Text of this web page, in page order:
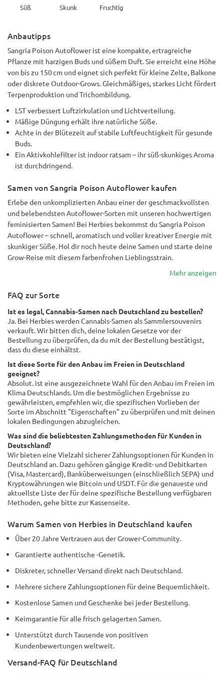
Süß Skunk Fruchtig
Anbautipps
Sangria Poison Autoflower ist eine kompakte, ertragreiche
Pflanze mit harzigen Buds und süßem Duft. Sie erreicht eine Höhe
von bis zu 150 cm und eignet sich perfekt für kleine Zelte, Balkone
oder diskrete Outdoor-Grows. Gleichmäßiges, starkes Licht fördert
Terpenproduktion und Trichombildung.
LST verbessert Luftzirkulation und Lichtverteilung.
Mäßige Düngung erhält ihre natürliche Süße.
Achte in der Blütezeit auf stabile Luftfeuchtigkeit für gesunde
Buds.
Ein Aktivkohlefilter ist indoor ratsam – ihr süß-skunkiges Aroma
ist durchdringend.
Samen von Sangria Poison Autoflower kaufen
Erlebe den unkomplizierten Anbau einer der geschmackvollsten
und belebendsten Autoflower-Sorten mit unseren hochwertigen
feminisierten Samen! Bei Herbies bekommst du Sangria Poison
Autoflower – schnell, aromatisch und voller kreativer Energie mit
skunkiger Süße. Hol dir noch heute deine Samen und starte deine
Grow-Reise mit diesem farbenfrohen Lieblingsstrain.
Mehr anzeigen
FAQ zur Sorte
Ist es legal, Cannabis-Samen nach Deutschland zu bestellen?
Ja. Bei Herbies werden Cannabis-Samen als Sammlersouvenirs
verkauft. Wir bitten dich, deine lokalen Gesetze vor der
Bestellung zu überprüfen, da du mit der Bestellung bestätigst,
dass du diese einhältst.
Ist diese Sorte für den Anbau im Freien in Deutschland
geeignet?
Absolut. ist eine ausgezeichnete Wahl für den Anbau im Freien im
Klima Deutschlands. Um die bestmöglichen Ergebnisse zu
gewährleisten, empfehlen wir, die spezifischen Vorlieben der
Sorte im Abschnitt "Eigenschaften" zu überprüfen und mit deinen
lokalen Bedingungen abzugleichen.
Was sind die beliebtesten Zahlungsmethoden für Kunden in
Deutschland?
Wir bieten eine Vielzahl sicherer Zahlungsoptionen für Kunden in
Deutschland an. Dazu gehören gängige Kredit- und Debitkarten
(Visa, Mastercard), Banküberweisungen (einschließlich SEPA) und
Kryptowährungen wie Bitcoin und USDT. Für die genaueste und
aktuellste Liste der für deine spezifische Bestellung verfügbaren
Methoden, gehe bitte zur Kassenseite.
Warum Samen von Herbies in Deutschland kaufen
Über 20 Jahre Vertrauen aus der Grower-Community.
Garantierte authentische -Genetik.
Diskreter, schneller Versand direkt nach Deutschland.
Mehrere sichere Zahlungsoptionen für deine Bequemlichkeit.
Kostenlose Samen und Geschenke bei jeder Bestellung.
Keimgarantie für alle frisch gelagerten Samen.
Unterstützt durch Tausende von positiven
Kundenbewertungen weltweit.
Versand-FAQ für Deutschland